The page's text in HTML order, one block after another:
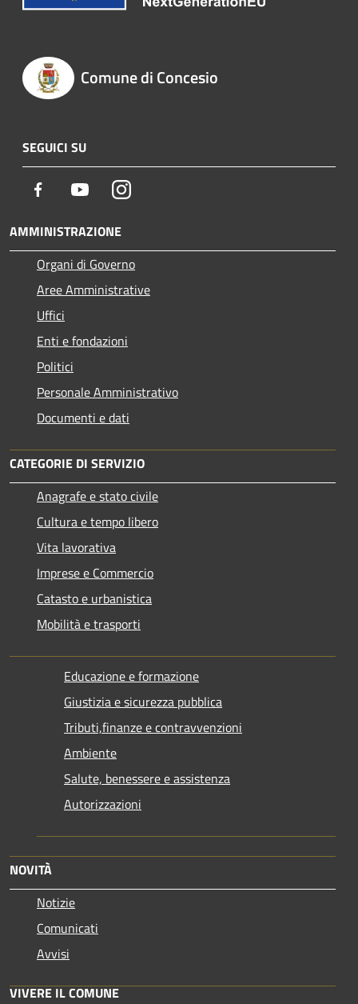
Comune di Concesio
SEGUICI SU
Facebook YoutubeInstagram
AMMINISTRAZIONE
Organi di Governo
Aree Amministrative
Uffici
Enti e fondazioni
Politici
Personale Amministrativo
Documenti e dati
CATEGORIE DI SERVIZIO
Anagrafe e stato civile
Cultura e tempo libero
Vita lavorativa
Imprese e Commercio
Catasto e urbanistica
Mobilità e trasporti
Educazione e formazione
Giustizia e sicurezza pubblica
Tributi,finanze e contravvenzioni
Ambiente
Salute, benessere e assistenza
Autorizzazioni
NOVITÀ
Notizie
Comunicati
Avvisi
VIVERE IL COMUNE